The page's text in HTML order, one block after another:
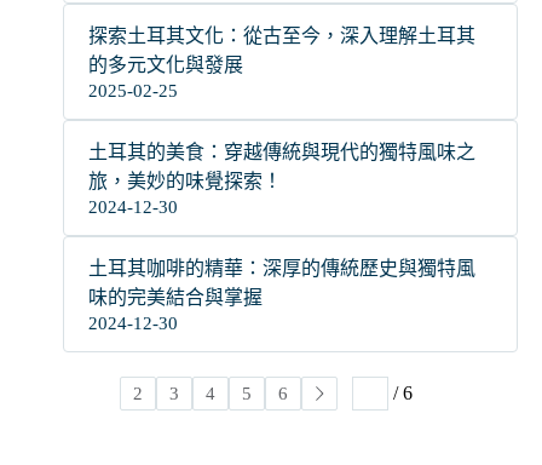
探索土耳其文化：從古至今，深入理解土耳其
的多元文化與發展
2025-02-25
土耳其的美食：穿越傳統與現代的獨特風味之
旅，美妙的味覺探索！
2024-12-30
土耳其咖啡的精華：深厚的傳統歷史與獨特風
味的完美結合與掌握
2024-12-30
2 3 4 5 6 / 6